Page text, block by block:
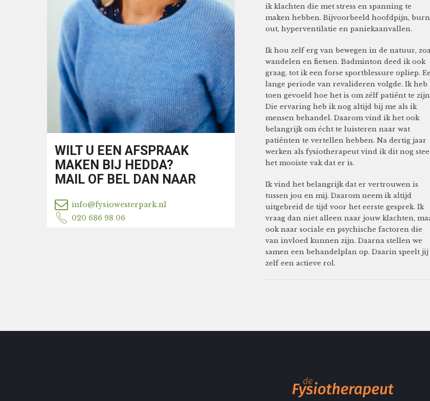
WILT U EEN AFSPRAAK
MAKEN BIJ HEDDA?
MAIL OF BEL DAN NAAR
info@fysiowesterpark.nl
020 686 98 06
ik klachten die met stress en spanning te
maken hebben. Bijvoorbeeld hoofdpijn,
out, hyperventilatie en paniekaanvallen.
Ik hou zelf erg van bewegen in de natuur,
wandelen en fietsen. Badminton deed ik ook
graag, tot ik een forse sportblessure opliep.
lange periode van revalideren volgde. Ik heb
toen gevoeld hoe het is om zélf patiënt te
Die ervaring heb ik nog altijd bij me als ik
mensen behandel. Daarom vind ik het ook
belangrijk om écht te luisteren naar wat
patiënten te vertellen hebben. Na dertig jaar
werken als fysiotherapeut vind ik dit nog
het mooiste vak dat er is.
Ik vind het belangrijk dat er vertrouwen is
tussen jou en mij. Daarom neem ik altijd
uitgebreid de tijd voor het eerste gesprek. Ik
vraag dan niet alleen naar jouw klachten,
ook naar sociale en psychische factoren die
van invloed kunnen zijn. Daarna stellen we
samen een behandelplan op. Daarin speelt jij
zelf een actieve rol.